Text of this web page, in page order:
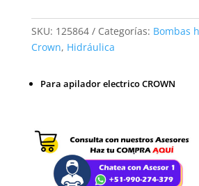
SKU: 125864 Categorías: Bombas
Crown, Hidráulica
Para apilador electrico CROWN